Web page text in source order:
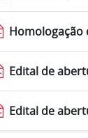
Homologação
Edital de
Edital de